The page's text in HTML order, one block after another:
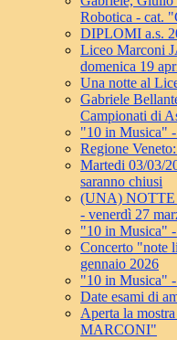
Robotica - cat.
DIPLOMI a.s.
Liceo Marconi
domenica 19
Una notte al
Gabriele
Campionati di
"10 in Musica"
Regione
Martedi 03/03/
saranno chiusi
(UNA)
- venerdì 27
"10 in Musica"
Concerto "note
gennaio 2026
"10 in Musica"
Date esami di
Aperta la
MARCONI"